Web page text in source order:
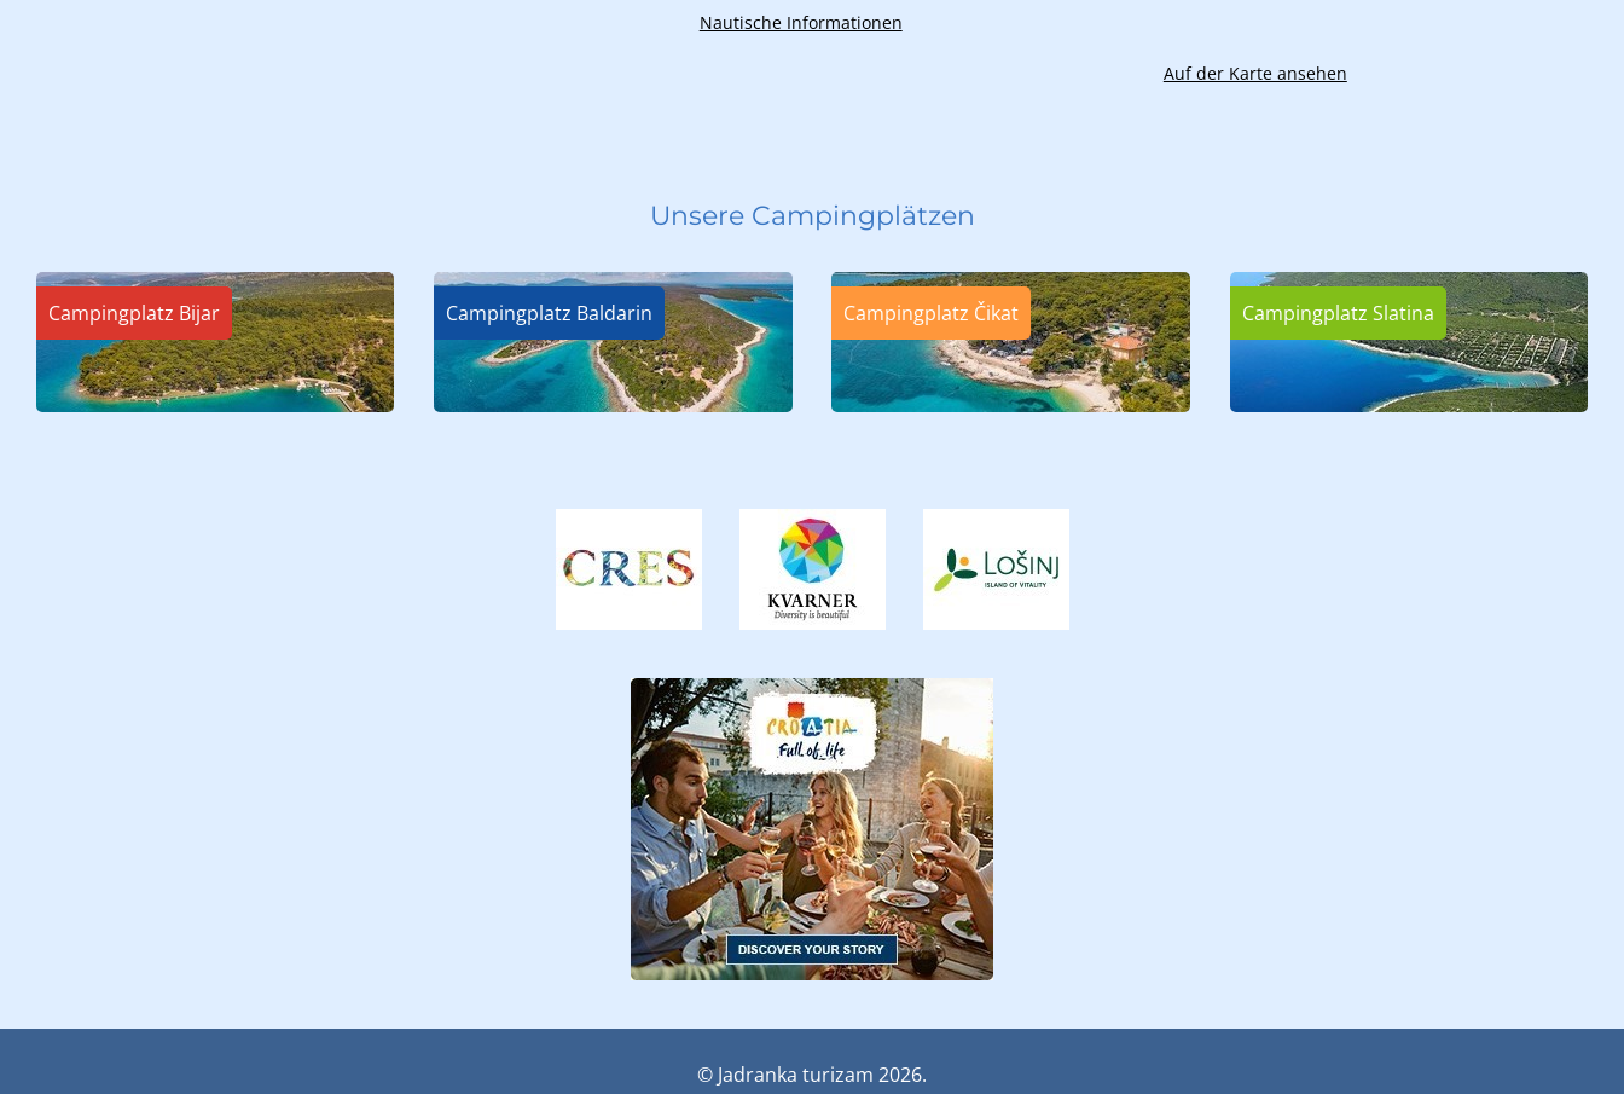
Nautische Informationen
Auf der Karte ansehen
Unsere Campingplätzen
Campingplatz Bijar Campingplatz Baldarin Campingplatz Čikat Campingplatz Slatina
© Jadranka turizam 2026.